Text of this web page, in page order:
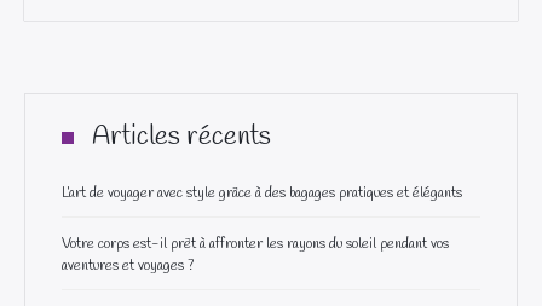
Articles récents
L’art de voyager avec style grâce à des bagages pratiques et élégants
Votre corps est-il prêt à affronter les rayons du soleil pendant vos
aventures et voyages ?